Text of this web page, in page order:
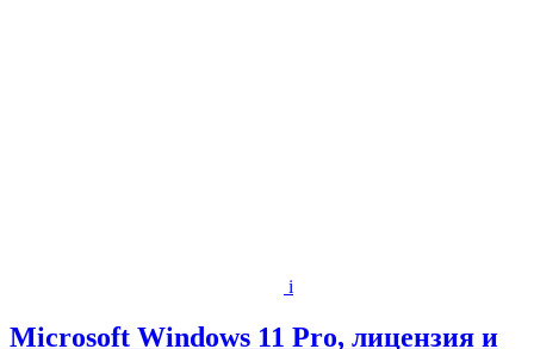
i
Microsoft Windows 11 Pro, лицензия и